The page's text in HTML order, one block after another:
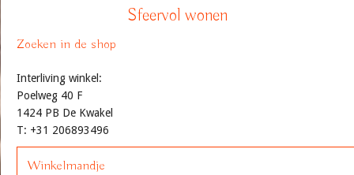
Sfeervol wonen
Zoeken in de shop
Interliving winkel:
Poelweg 40 F
1424 PB De Kwakel
T: +31 206893496
Winkelmandje